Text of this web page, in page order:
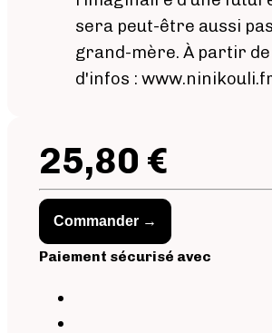
sera peut-être aussi
grand-mère. À partir de
d'infos :
25,80 €
Commander →
Paiement sécurisé avec